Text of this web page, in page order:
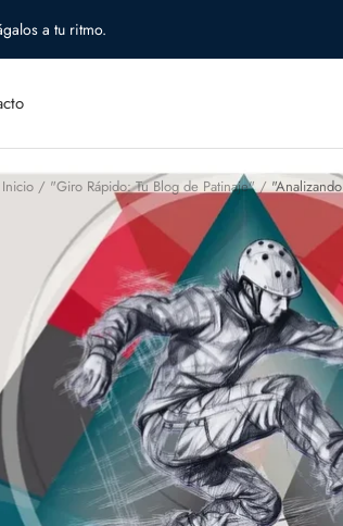
a tu ritmo.
Inicio "Giro Rápido: Tu Blog de Patinaje"